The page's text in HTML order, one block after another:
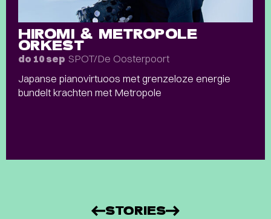
HIROMI & METROPOLE
ORKEST
do 10 sep SPOT/De Oosterpoort
Japanse pianovirtuoos met grenzeloze energie
bundelt krachten met Metropole
STORIES